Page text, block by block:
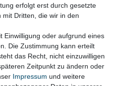
erfolgt erst durch gesetzte
Dritten, die wir in den
Einwilligung oder aufgrund eines
Die Zustimmung kann erteilt
das Recht, nicht einzuwilligen
Zeitpunkt zu ändern oder
Impressum und weitere